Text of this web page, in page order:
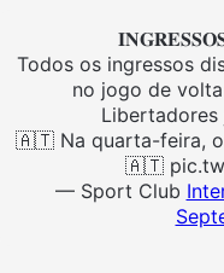
Todos os ingressos
no jogo de
🇦🇹 Na quarta-feira, o
🇦🇹
— Sport Club